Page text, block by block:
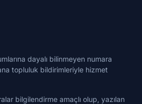
dayalı bilinmeyen numara
topluluk bildirimleriyle hizmet
bilgilendirme amaçlı olup, yazılan